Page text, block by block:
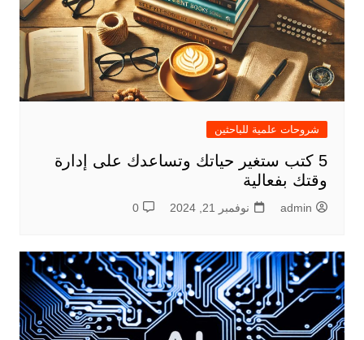
شروحات علمية للباحثين
5 كتب ستغير حياتك وتساعدك على إدارة
وقتك بفعالية
admin نوفمبر 21, 2024 0